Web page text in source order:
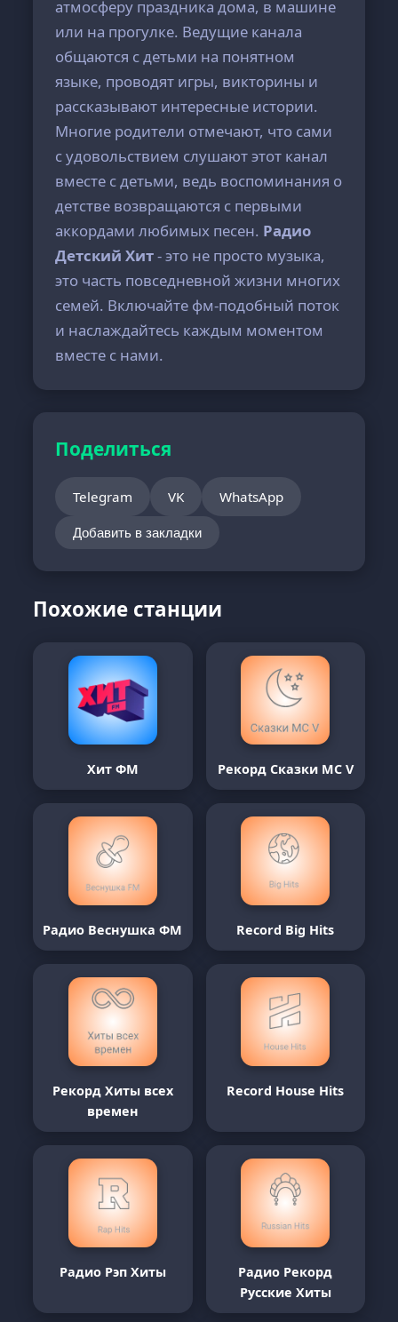
атмосферу праздника дома, в машине
или на прогулке. Ведущие канала
общаются с детьми на понятном
языке, проводят игры, викторины и
рассказывают интересные истории.
Многие родители отмечают, что сами
с удовольствием слушают этот канал
вместе с детьми, ведь воспоминания о
детстве возвращаются с первыми
аккордами любимых песен. Радио
Детский Хит- это не просто музыка,
это часть повседневной жизни многих
семей. Включайте фм-подобный поток
и наслаждайтесь каждым моментом
вместе с нами.
Поделиться
Telegram VK WhatsApp
Добавить в закладки
Похожие станции
Хит ФМ Рекорд Сказки MC V
Радио Веснушка ФМ Record Big Hits
Рекорд Хиты всех
времен
Record House Hits
Радио Рэп Хиты
Радио Рекорд
Русские Хиты